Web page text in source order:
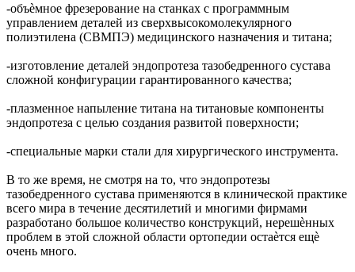
-объѐмное фрезерование на станках с программным
управлением деталей из сверхвысокомолекулярного
полиэтилена (СВМПЭ) медицинского назначения и титана;
-изготовление деталей эндопротеза тазобедренного сустава
сложной конфигурации гарантированного качества;
-плазменное напыление титана на титановые компоненты
эндопротеза с целью создания развитой поверхности;
-специальные марки стали для хирургического инструмента.
В то же время, не смотря на то, что эндопротезы
тазобедренного сустава применяются в клинической практике
всего мира в течение десятилетий и многими фирмами
разработано большое количество конструкций, нерешѐнных
проблем в этой сложной области ортопедии остаѐтся ещѐ
очень много.